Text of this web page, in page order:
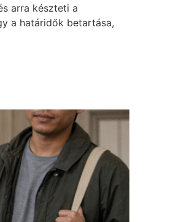
arra készteti a
a határidők betartása,